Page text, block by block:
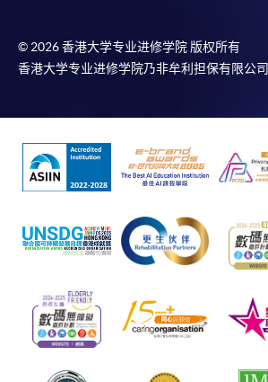
© 2026 香港大学专业进修学院 版权所有
香港大学专业进修学院乃非牟利担保有限公司